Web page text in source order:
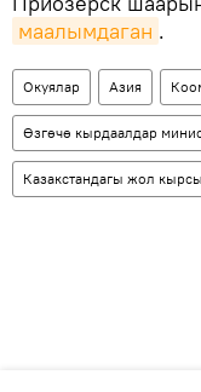
маалымдаган .
Окуялар Азия
Өзгөчө кырдаалдар